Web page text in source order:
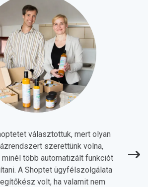
választottuk, mert olyan
szerettünk volna,
minél több automatizált funkciót
A Shoptet ügyfélszolgálata
volt, ha valamit nem